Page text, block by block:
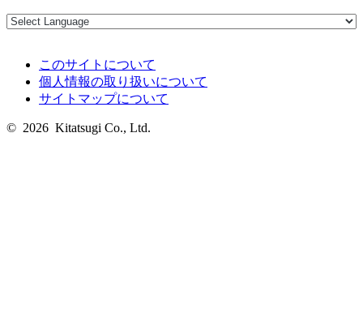
このサイトについて
個人情報の取り扱いについて
サイトマップについて
© 2026 Kitatsugi Co., Ltd.